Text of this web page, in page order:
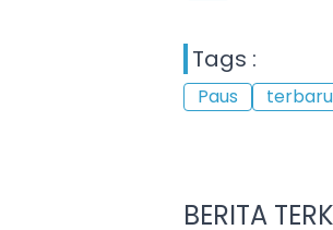
Tags :
Paus terbaru
BERITA